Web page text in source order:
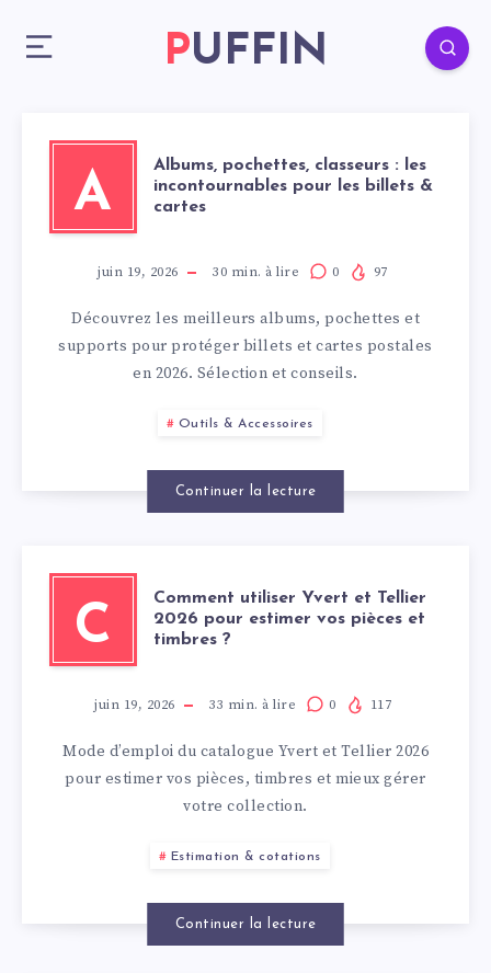
PUFFIN
A
Albums, pochettes, classeurs : les
incontournables pour les billets &
cartes
juin 19, 2026 30 min. à lire 0 97
Découvrez les meilleurs albums, pochettes et
supports pour protéger billets et cartes postales
en 2026. Sélection et conseils.
Outils & Accessoires
Continuer la lecture
C
Comment utiliser Yvert et Tellier
2026 pour estimer vos pièces et
timbres ?
juin 19, 2026 33 min. à lire 0 117
Mode d’emploi du catalogue Yvert et Tellier 2026
pour estimer vos pièces, timbres et mieux gérer
votre collection.
Estimation & cotations
Continuer la lecture